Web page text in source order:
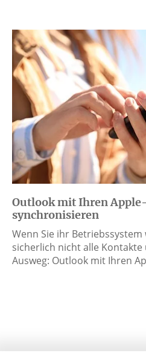
Outlook mit Ihren
synchronisieren
Wenn Sie ihr
sicherlich nicht alle
Ausweg: Outlook mit Ihren